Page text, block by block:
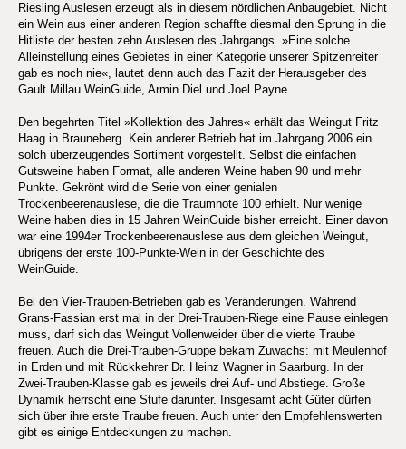
Riesling Auslesen erzeugt als in diesem nördlichen Anbaugebiet. Nicht
ein Wein aus einer anderen Region schaffte diesmal den Sprung in die
Hitliste der besten zehn Auslesen des Jahrgangs. »Eine solche
Alleinstellung eines Gebietes in einer Kategorie unserer Spitzenreiter
gab es noch nie«, lautet denn auch das Fazit der Herausgeber des
Gault Millau WeinGuide, Armin Diel und Joel Payne.
Den begehrten Titel »Kollektion des Jahres« erhält das Weingut Fritz
Haag in Brauneberg. Kein anderer Betrieb hat im Jahrgang 2006 ein
solch überzeugendes Sortiment vorgestellt. Selbst die einfachen
Gutsweine haben Format, alle anderen Weine haben 90 und mehr
Punkte. Gekrönt wird die Serie von einer genialen
Trockenbeerenauslese, die die Traumnote 100 erhielt. Nur wenige
Weine haben dies in 15 Jahren WeinGuide bisher erreicht. Einer davon
war eine 1994er Trockenbeerenauslese aus dem gleichen Weingut,
übrigens der erste 100-Punkte-Wein in der Geschichte des
WeinGuide.
Bei den Vier-Trauben-Betrieben gab es Veränderungen. Während
Grans-Fassian erst mal in der Drei-Trauben-Riege eine Pause einlegen
muss, darf sich das Weingut Vollenweider über die vierte Traube
freuen. Auch die Drei-Trauben-Gruppe bekam Zuwachs: mit Meulenhof
in Erden und mit Rückkehrer Dr. Heinz Wagner in Saarburg. In der
Zwei-Trauben-Klasse gab es jeweils drei Auf- und Abstiege. Große
Dynamik herrscht eine Stufe darunter. Insgesamt acht Güter dürfen
sich über ihre erste Traube freuen. Auch unter den Empfehlenswerten
gibt es einige Entdeckungen zu machen.